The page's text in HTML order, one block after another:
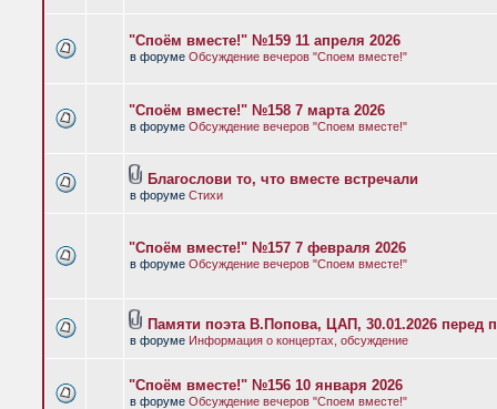
"Споём вместе!" №159 11 апреля 2026
в форуме Обсуждение вечеров "Споем вместе!"
"Споём вместе!" №158 7 марта 2026
в форуме Обсуждение вечеров "Споем вместе!"
Благослови то, что вместе встречали
в форуме Стихи
"Споём вместе!" №157 7 февраля 2026
в форуме Обсуждение вечеров "Споем вместе!"
Памяти поэта В.Попова, ЦАП, 30.01.2026 перед
в форуме Информация о концертах, обсуждение
"Споём вместе!" №156 10 января 2026
в форуме Обсуждение вечеров "Споем вместе!"